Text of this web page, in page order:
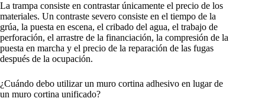
La trampa consiste en contrastar únicamente el precio de los
materiales. Un contraste severo consiste en el tiempo de la
grúa, la puesta en escena, el cribado del agua, el trabajo de
perforación, el arrastre de la financiación, la compresión de la
puesta en marcha y el precio de la reparación de las fugas
después de la ocupación.
¿Cuándo debo utilizar un muro cortina adhesivo en lugar de
un muro cortina unificado?